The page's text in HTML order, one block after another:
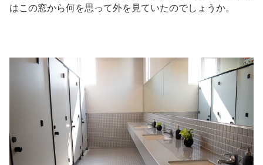
はこの窓から何を思って外を見ていたのでしょうか。